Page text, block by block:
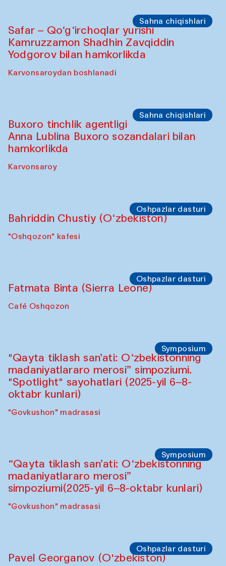
Sahna chiqishlari
Safar – Qo‘g‘irchoqlar yurishi
Kamruzzamon Shadhin Zavqiddin
Yodgorov bilan hamkorlikda
Karvonsaroydan boshlanadi
Sahna chiqishlari
Buxoro tinchlik agentligi
Anna Lublina Buxoro sozandalari bilan
hamkorlikda
Karvonsaroy
Oshpazlar dasturi
Bahriddin Chustiy (O‘zbekiston)
"Oshqozon" kafesi
Oshpazlar dasturi
Fatmata Binta (Sierra Leone)
Café Oshqozon
Symposium
"Qayta tiklash san’ati: O‘zbekistonning
madaniyatlararo merosi” simpoziumi.
"Spotlight" sayohatlari (2025-yil 6–8-
oktabr kunlari)
"Govkushon" madrasasi
Symposium
“Qayta tiklash san’ati: O‘zbekistonning
madaniyatlararo merosi”
simpoziumi(2025-yil 6–8-oktabr kunlari)
"Govkushon" madrasasi
Oshpazlar dasturi
Pavel Georganov (O'zbekiston)